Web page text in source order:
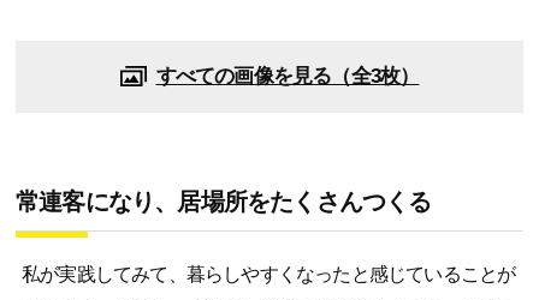
すべての画像を見る（全3枚）
常連客になり、居場所をたくさんつくる
私が実践してみて、暮らしやすくなったと感じていることが